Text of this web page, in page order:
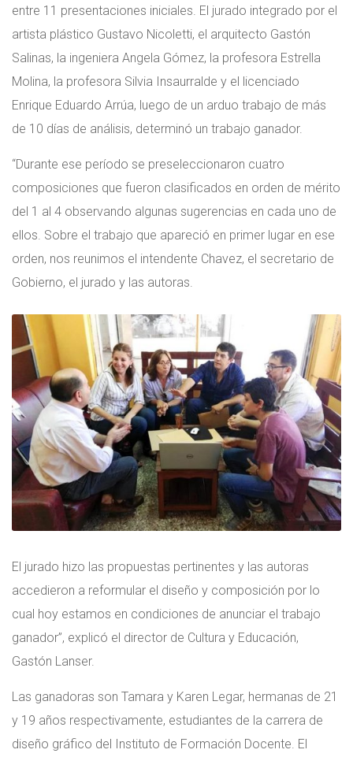
entre 11 presentaciones iniciales. El jurado integrado por el
artista plástico Gustavo Nicoletti, el arquitecto Gastón
Salinas, la ingeniera Angela Gómez, la profesora Estrella
Molina, la profesora Silvia Insaurralde y el licenciado
Enrique Eduardo Arrúa, luego de un arduo trabajo de más
de 10 días de análisis, determinó un trabajo ganador.
“Durante ese período se preseleccionaron cuatro
composiciones que fueron clasificados en orden de mérito
del 1 al 4 observando algunas sugerencias en cada uno de
ellos. Sobre el trabajo que apareció en primer lugar en ese
orden, nos reunimos el intendente Chavez, el secretario de
Gobierno, el jurado y las autoras.
El jurado hizo las propuestas pertinentes y las autoras
accedieron a reformular el diseño y composición por lo
cual hoy estamos en condiciones de anunciar el trabajo
ganador”, explicó el director de Cultura y Educación,
Gastón Lanser.
Las ganadoras son Tamara y Karen Legar, hermanas de 21
y 19 años respectivamente, estudiantes de la carrera de
diseño gráfico del Instituto de Formación Docente. El